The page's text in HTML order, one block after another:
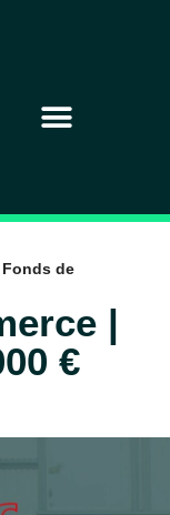
Fonds de
|
€